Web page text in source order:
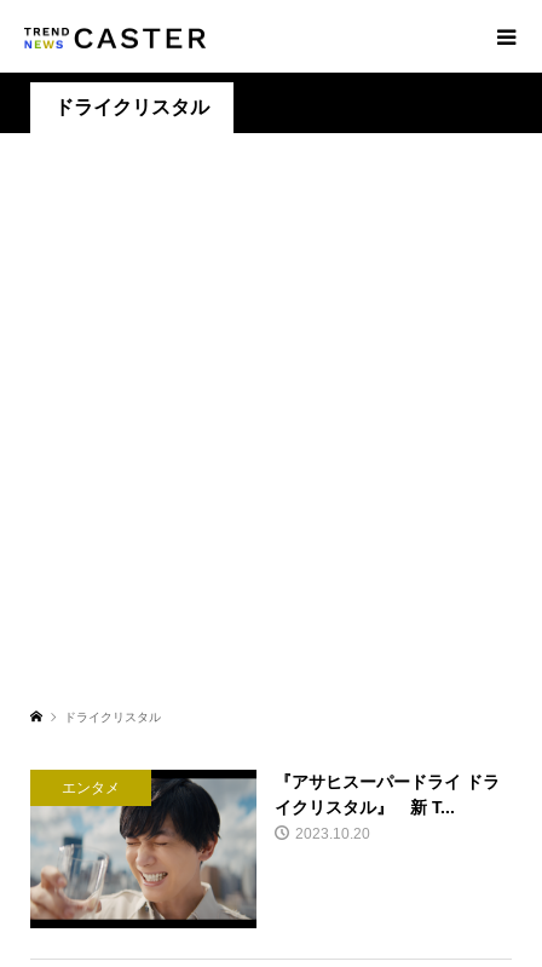
ドライクリスタル
ドライクリスタル
エンタメ
『アサヒスーパードライ ドラ
イクリスタル』 新 T...
2023.10.20